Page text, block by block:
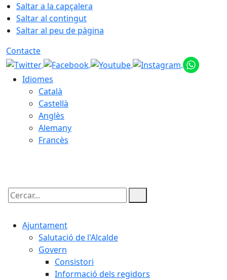
Saltar a la capçalera
Saltar al contingut
Saltar al peu de pàgina
Contacte
Idiomes
Català
Castellà
Anglès
Alemany
Francès
Cercar:
Ajuntament
Salutació de l'Alcalde
Govern
Consistori
Informació dels regidors